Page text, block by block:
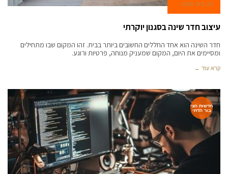
20 ביוני 2026
עיצוב חדר שינה בסגנון יוקרתי
חדר השינה הוא אחד החללים החשובים ביותר בבית. זהו המקום שבו מתחילים
ומסיימים את היום, המקום שמעניק מנוחה, פרטיות ורוגע.
קרא עוד ←
חדשות הצי
בור הדתי